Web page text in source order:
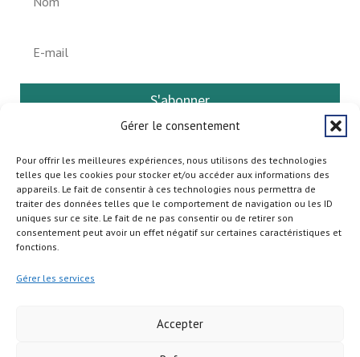
Gérer le consentement
Pour offrir les meilleures expériences, nous utilisons des technologies
telles que les cookies pour stocker et/ou accéder aux informations des
appareils. Le fait de consentir à ces technologies nous permettra de
traiter des données telles que le comportement de navigation ou les ID
uniques sur ce site. Le fait de ne pas consentir ou de retirer son
consentement peut avoir un effet négatif sur certaines caractéristiques et
fonctions.
Gérer les services
Accepter
S'abonner